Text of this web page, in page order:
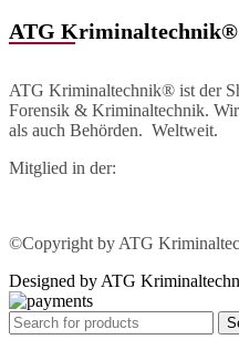
ATG Kriminaltechnik®
ATG Kriminaltechnik® ist der
Forensik & Kriminaltechnik.
als auch Behörden. Weltweit.
Mitglied in der:
©Copyright by ATG
Designed by ATG